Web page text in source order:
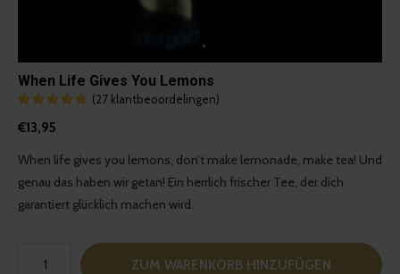
When Life Gives You Lemons
(27 klantbeoordelingen)
€13,95
When life gives you lemons, don’t make lemonade, make tea! Und
genau das haben wir getan! Ein herrlich frischer Tee, der dich
garantiert glücklich machen wird.
ZUM WARENKORB HINZUFÜGEN